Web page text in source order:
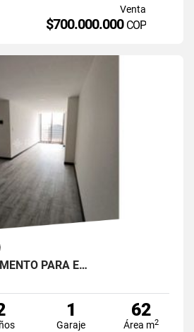
Venta
$700.000.000 COP
PARA E…
1
Garaje
62
Área m2